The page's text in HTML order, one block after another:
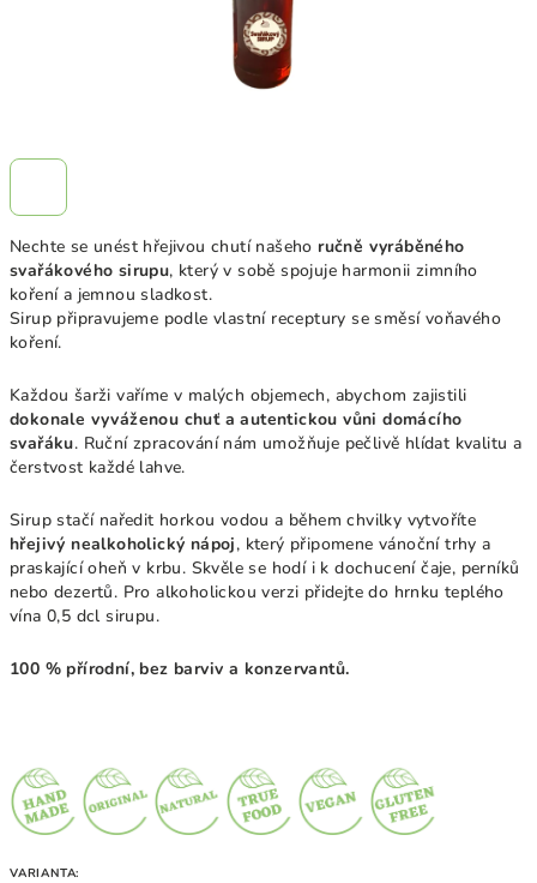
Nechte se unést hřejivou chutí našeho ručně vyráběného
svařákového sirupu, který v sobě spojuje harmonii zimního
koření a jemnou sladkost.
Sirup připravujeme podle vlastní receptury se směsí voňavého
koření.
Každou šarži vaříme v malých objemech, abychom zajistili
dokonale vyváženou chuť a autentickou vůni domácího
svařáku. Ruční zpracování nám umožňuje pečlivě hlídat kvalitu a
čerstvost každé lahve.
Sirup stačí naředit horkou vodou a během chvilky vytvoříte
hřejivý nealkoholický nápoj, který připomene vánoční trhy a
praskající oheň v krbu. Skvěle se hodí i k dochucení čaje, perníků
nebo dezertů. Pro alkoholickou verzi přidejte do hrnku teplého
vína 0,5 dcl sirupu.
100 % přírodní, bez barviv a konzervantů.
VARIANTA: